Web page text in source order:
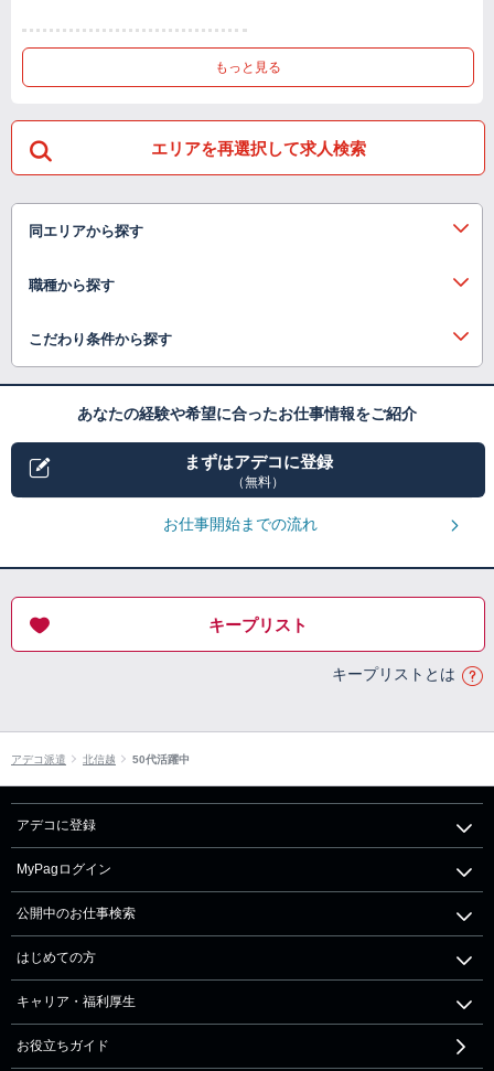
もっと見る
エリアを再選択して求人検索
同エリアから探す
職種から探す
こだわり条件から探す
あなたの経験や希望に合ったお仕事情報をご紹介
まずはアデコに登録
（無料）
お仕事開始までの流れ
キープリスト
キープリストとは
アデコ派遣 北信越 50代活躍中
アデコに登録
MyPagログイン
公開中のお仕事検索
はじめての方
キャリア・福利厚生
お役立ちガイド